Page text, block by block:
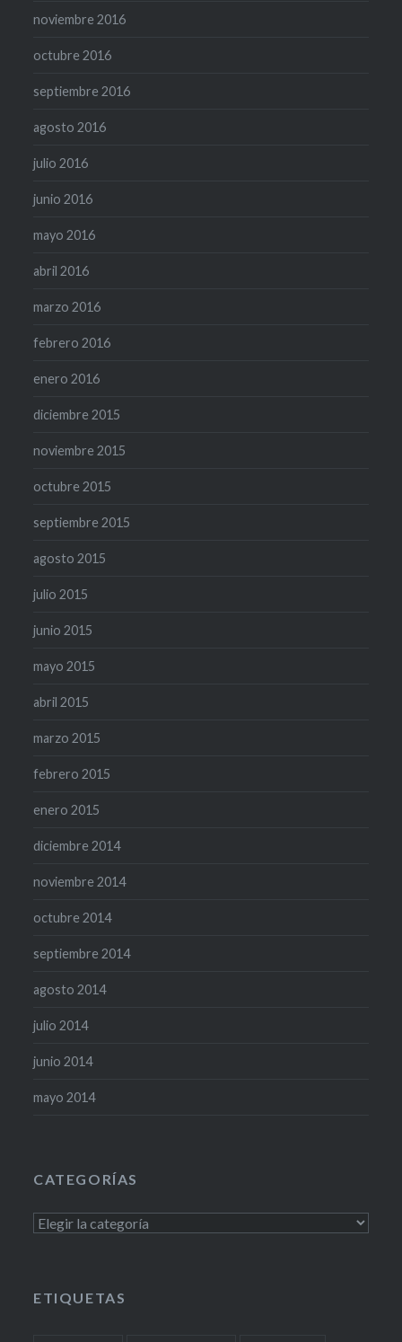
noviembre 2016
octubre 2016
septiembre 2016
agosto 2016
julio 2016
junio 2016
mayo 2016
abril 2016
marzo 2016
febrero 2016
enero 2016
diciembre 2015
noviembre 2015
octubre 2015
septiembre 2015
agosto 2015
julio 2015
junio 2015
mayo 2015
abril 2015
marzo 2015
febrero 2015
enero 2015
diciembre 2014
noviembre 2014
octubre 2014
septiembre 2014
agosto 2014
julio 2014
junio 2014
mayo 2014
CATEGORÍAS
Categorías
ETIQUETAS